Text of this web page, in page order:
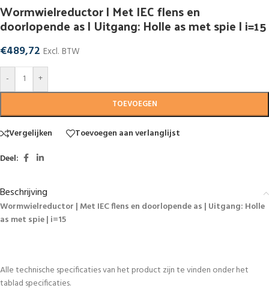
Wormwielreductor | Met IEC flens en
doorlopende as | Uitgang: Holle as met spie | i=15
€489,72 Excl. BTW
-
+
TOEVOEGEN
Vergelijken
Toevoegen aan verlanglijst
Deel:
Beschrijving
Wormwielreductor | Met IEC flens en doorlopende as | Uitgang: Holle
as met spie | i=15
Alle technische specificaties van het product zijn te vinden onder het
tablad specificaties.